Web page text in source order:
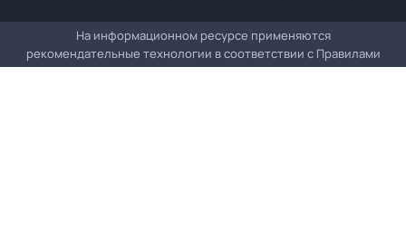
На информационном ресурсе применяются
рекомендательные технологии в соответствии с Правилами